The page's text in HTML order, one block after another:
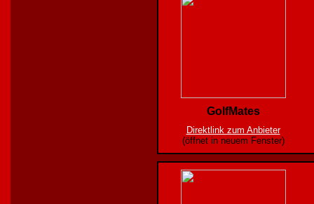
GolfMates
Direktlink zum Anbieter
(öffnet in neuem Fenster)